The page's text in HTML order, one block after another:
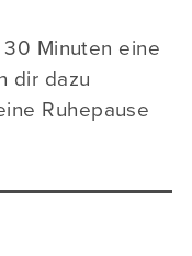
Minuten eine
dir dazu
Ruhepause